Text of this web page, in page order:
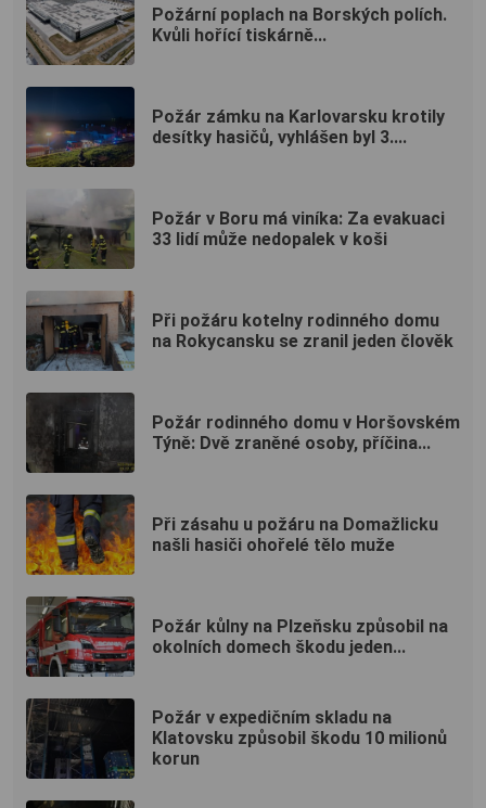
Požární poplach na Borských polích.
Kvůli hořící tiskárně...
Požár zámku na Karlovarsku krotily
desítky hasičů, vyhlášen byl 3....
Požár v Boru má viníka: Za evakuaci
33 lidí může nedopalek v koši
Při požáru kotelny rodinného domu
na Rokycansku se zranil jeden člověk
Požár rodinného domu v Horšovském
Týně: Dvě zraněné osoby, příčina...
Při zásahu u požáru na Domažlicku
našli hasiči ohořelé tělo muže
Požár kůlny na Plzeňsku způsobil na
okolních domech škodu jeden...
Požár v expedičním skladu na
Klatovsku způsobil škodu 10 milionů
korun